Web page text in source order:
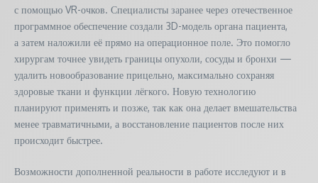
с помощью VR-очков. Специалисты заранее через отечественное
программное обеспечение создали 3D-модель органа пациента,
а затем наложили её прямо на операционное поле. Это помогло
хирургам точнее увидеть границы опухоли, сосуды и бронхи —
удалить новообразование прицельно, максимально сохраняя
здоровые ткани и функции лёгкого. Новую технологию
планируют применять и позже, так как она делает вмешательства
менее травматичными, а восстановление пациентов после них
происходит быстрее.
Возможности дополненной реальности в работе исследуют и в